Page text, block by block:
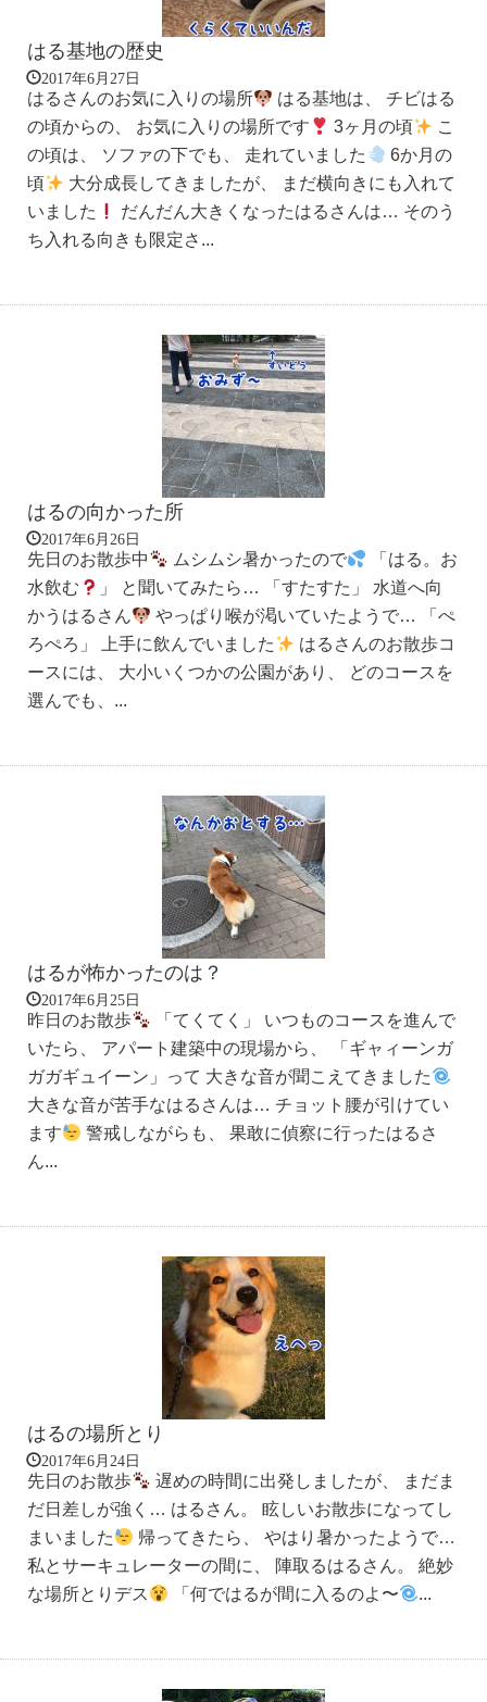
はる基地の歴史
2017年6月27日
はるさんのお気に入りの場所
はる基地は、 チビはる
の頃からの、 お気に入りの場所です
3ヶ月の頃
こ
の頃は、 ソファの下でも、 走れていました
6か月の
頃
大分成長してきましたが、 まだ横向きにも入れて
いました
だんだん大きくなったはるさんは… そのう
ち入れる向きも限定さ...
はるの向かった所
2017年6月26日
先日のお散歩中 ムシムシ暑かったので
「はる。お
水飲む
」 と聞いてみたら… 「すたすた」 水道へ向
かうはるさん
やっぱり喉が渇いていたようで… 「ぺ
ろぺろ」 上手に飲んでいました
はるさんのお散歩コ
ースには、 大小いくつかの公園があり、 どのコースを
選んでも、...
はるが怖かったのは？
2017年6月25日
昨日のお散歩
「てくてく」 いつものコースを進んで
いたら、 アパート建築中の現場から、 「ギャィーンガ
ガガギュイーン」って 大きな音が聞こえてきました
大きな音が苦手なはるさんは… チョット腰が引けてい
ます
警戒しながらも、 果敢に偵察に行ったはるさ
ん...
はるの場所とり
2017年6月24日
先日のお散歩
遅めの時間に出発しましたが、 まだま
だ日差しが強く… はるさん。 眩しいお散歩になってし
まいました
帰ってきたら、 やはり暑かったようで…
私とサーキュレーターの間に、 陣取るはるさん。 絶妙
な場所とりデス
「何ではるが間に入るのよ〜 ...